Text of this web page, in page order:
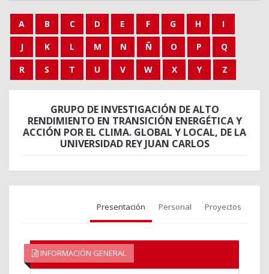
A B C D E F G H
I
J
K L M N Ñ O P
Q
R
S T U V W X Y Z
GRUPO DE INVESTIGACIÓN DE ALTO
RENDIMIENTO EN TRANSICIÓN ENERGÉTICA Y
ACCIÓN POR EL CLIMA. GLOBAL Y LOCAL, DE LA
UNIVERSIDAD REY JUAN CARLOS
Presentación Personal Proyectos
INFORMACIÓN GENERAL